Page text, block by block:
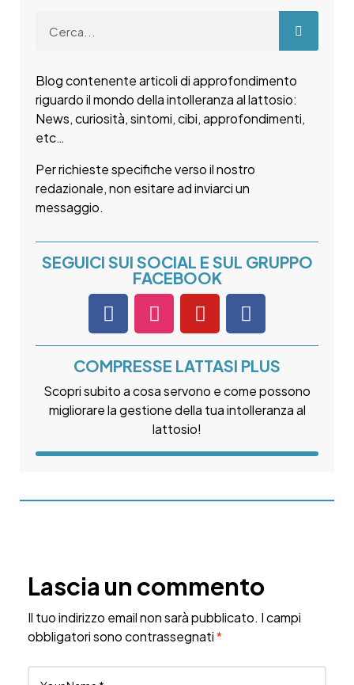
Blog contenente articoli di approfondimento
riguardo il mondo della intolleranza al lattosio:
News, curiosità, sintomi, cibi, approfondimenti,
etc…
Per richieste specifiche verso il nostro
redazionale, non esitare ad inviarci un
messaggio.
SEGUICI SUI SOCIAL E SUL GRUPPO
FACEBOOK
COMPRESSE LATTASI PLUS
Scopri subito a cosa servono e come possono
migliorare la gestione della tua intolleranza al
lattosio!
Lascia un commento
Il tuo indirizzo email non sarà pubblicato. I campi
obbligatori sono contrassegnati*